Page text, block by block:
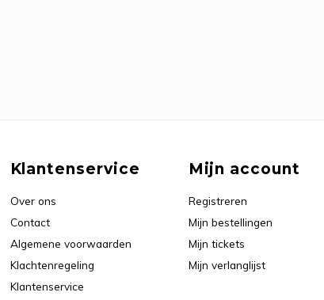
Klantenservice
Over ons
Contact
Algemene voorwaarden
Klachtenregeling
Klantenservice
Mijn account
Registreren
Mijn bestellingen
Mijn tickets
Mijn verlanglijst